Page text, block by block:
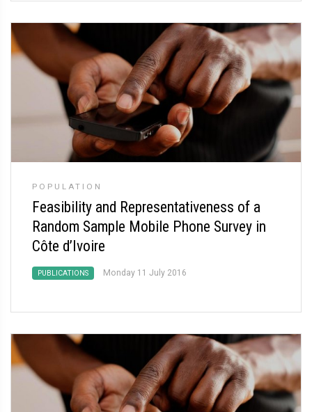
POPULATION
Feasibility and Representativeness of a
Random Sample Mobile Phone Survey in
Côte d’Ivoire
PUBLICATIONS Monday 11 July 2016